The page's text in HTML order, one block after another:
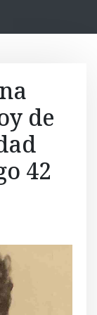
de
42